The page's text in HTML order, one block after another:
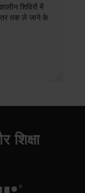
शिविरों में
तक ले जाने के